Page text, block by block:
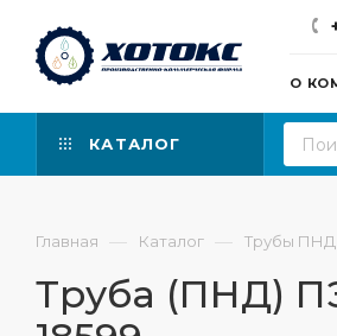
О
КАТАЛОГ
Главная — Каталог — Трубы ПНД
Труба (ПНД)